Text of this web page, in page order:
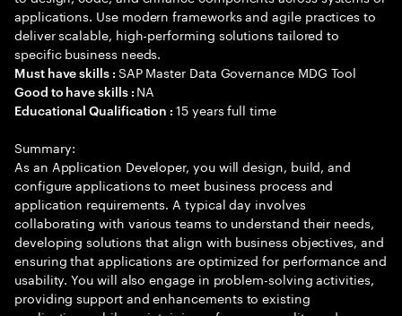
applications. Use modern frameworks and agile practices to
deliver scalable, high-performing solutions tailored to
specific business needs.
Must have skills : SAP Master Data Governance MDG Tool
Good to have skills : NA
Educational Qualification :15 years full time
Summary:
As an Application Developer, you will design, build, and
configure applications to meet business process and
application requirements. A typical day involves
collaborating with various teams to understand their needs,
developing solutions that align with business objectives, and
ensuring that applications are optimized for performance and
usability. You will also engage in problem-solving activities,
providing support and enhancements to existing